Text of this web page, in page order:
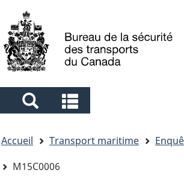
to
main
to
"About
à
la
Sélection
de
la
langue
Search
and
menus
and
menus
êtes
ici
Accueil Transport maritime
M15C0006